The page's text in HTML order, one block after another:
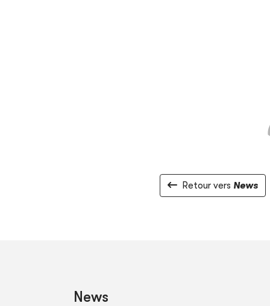
Retour vers News
News